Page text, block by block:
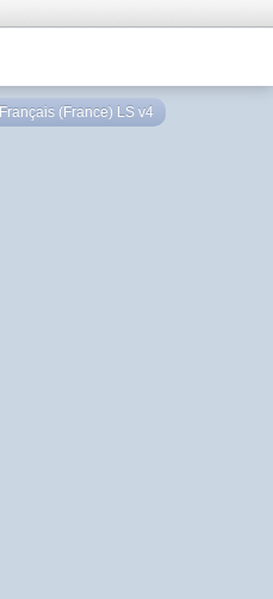
Français (France) LS v4